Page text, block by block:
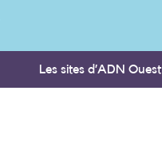
Les sites d’ADN Ouest